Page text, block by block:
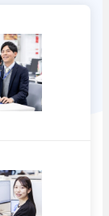
EWエンジニアリン